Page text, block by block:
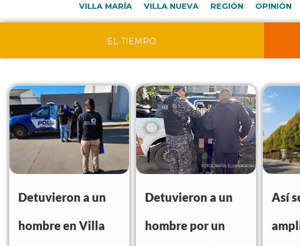
VILLA MARÍA VILLA NUEVA REGIÓN OPINIÓN
EL TIEMPO
Detuvieron a un
hombre en Villa
Detuvieron a un
hombre por un
Así